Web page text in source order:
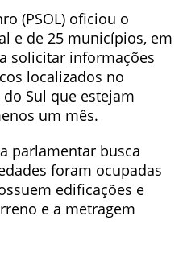
(PSOL) oficiou o
e de 25 municípios, em
solicitar informações
localizados no
Sul que estejam
um mês.
parlamentar busca
foram ocupadas
edificações e
e a metragem